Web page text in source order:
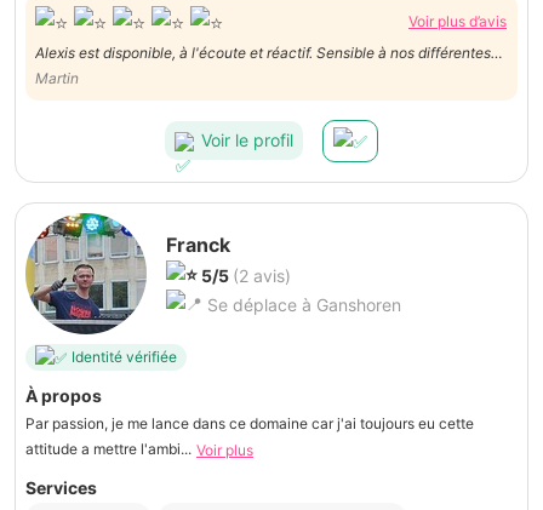
Voir plus d’avis
Alexis est disponible, à l'écoute et réactif. Sensible à nos différentes
demandes. Arrivé bien à l'avance, il est de bon conseil et à rempli sa
mission avec brio.
Martin
Voir le profil
Franck
5/5 (2 avis)
Se déplace à Ganshoren
Identité vérifiée
À propos
Par passion, je me lance dans ce domaine car j'ai toujours eu cette
attitude a mettre l'ambi... Voir plus
Services